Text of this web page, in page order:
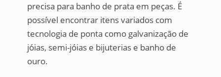
precisa para banho de prata em peças. É
possível encontrar itens variados com
tecnologia de ponta como galvanização de
jóias, semi-jóias e bijuterias e banho de
ouro.